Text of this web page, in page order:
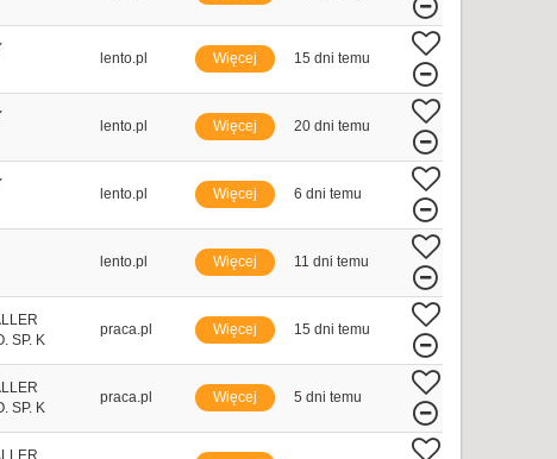
lento.pl Więcej 15 dni temu
lento.pl Więcej 20 dni temu
lento.pl Więcej 6 dni temu
lento.pl Więcej 11 dni temu
SP. K
praca.pl Więcej 15 dni temu
SP. K
praca.pl Więcej 5 dni temu